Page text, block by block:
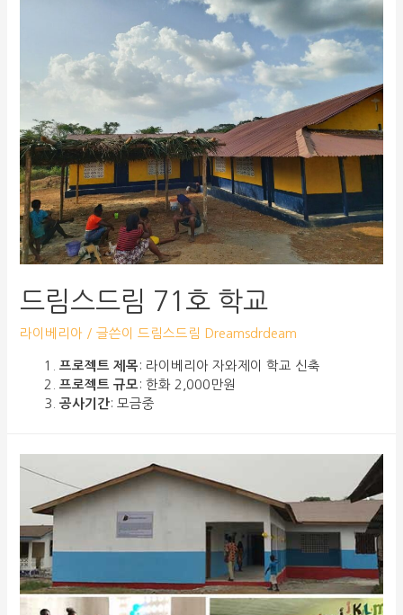
드림스드림 71호 학교
라이베리아 / 글쓴이드림스드림 Dreamsdrdeam
프로젝트 제목 : 라이베리아 자와제이 학교 신축
프로젝트 규모 : 한화 2,000만원
공사기간: 모금중